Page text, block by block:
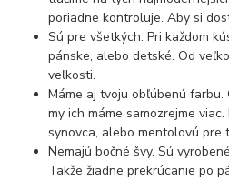
poriadne kontroluje. Aby si
Sú pre všetkých. Pri každom
pánske, alebo detské. Od
veľkosti.
Máme aj tvoju obľúbenú
my ich máme samozrejme
synovca, alebo mentolovú pre
Nemajú bočné švy. Sú
Takže žiadne prekrúcanie po